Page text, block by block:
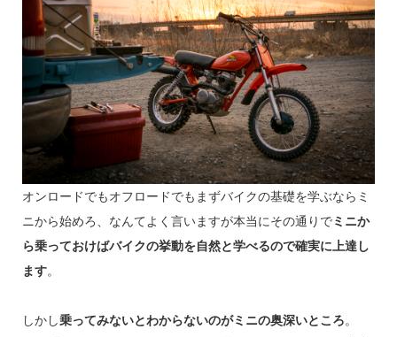
オンロードでもオフロードでもまずバイクの基礎を学ぶならミ
ニから始めろ、なんてよく言いますが本当にその通りでミニか
ら乗っておけばバイクの挙動を自然と学べるので確実に上達し
ます。
しかし乗ってみないとわからないのがミニの奥深いところ。